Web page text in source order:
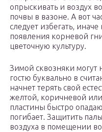
опрыскивать и воздух
почвы в вазоне. А вот
следует избегать,
появления корневой
цветочную культуру.
Зимой сквозняки могут
гостю буквально в
начнет терять свой
желтой, коричневой
пластины быстро
погибает. Защитить
воздуха в помещении